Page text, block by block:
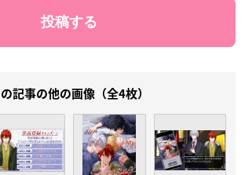
記事の他の画像（全4枚）